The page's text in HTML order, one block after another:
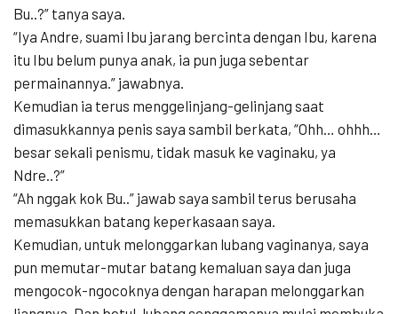
Bu..?” tanya saya.
“Iya Andre, suami Ibu jarang bercinta dengan Ibu, karena
itu Ibu belum punya anak, ia pun juga sebentar
permainannya.” jawabnya.
Kemudian ia terus menggelinjang-gelinjang saat
dimasukkannya penis saya sambil berkata, “Ohh… ohhh…
besar sekali penismu, tidak masuk ke vaginaku, ya
Ndre..?”
“Ah nggak kok Bu..” jawab saya sambil terus berusaha
memasukkan batang keperkasaan saya.
Kemudian, untuk melonggarkan lubang vaginanya, saya
pun memutar-mutar batang kemaluan saya dan juga
mengocok-ngocoknya dengan harapan melonggarkan